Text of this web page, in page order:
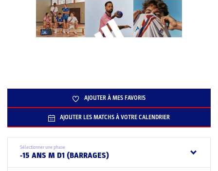
AJOUTER À MES FAVORIS
AJOUTER LES MATCHS À VOTRE CALENDRIER
Sélectionner une phase
-15 ANS M D1 (BARRAGES)